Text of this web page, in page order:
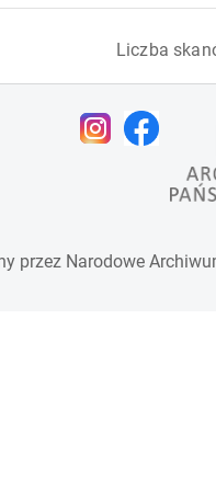
Liczba
przez Narodowe